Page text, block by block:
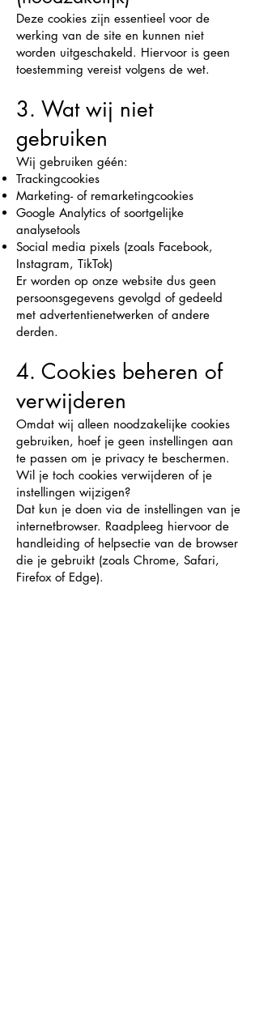
Deze cookies zijn essentieel voor de
werking van de site en kunnen niet
worden uitgeschakeld. Hiervoor is geen
toestemming vereist volgens de wet.
3. Wat wij niet
gebruiken
Wij gebruiken géén:
Trackingcookies
Marketing- of remarketingcookies
Google Analytics of soortgelijke
analysetools
Social media pixels (zoals Facebook,
Instagram, TikTok)
Er worden op onze website dus geen
persoonsgegevens gevolgd of gedeeld
met advertentienetwerken of andere
derden.
4. Cookies beheren of
verwijderen
Omdat wij alleen noodzakelijke cookies
gebruiken, hoef je geen instellingen aan
te passen om je privacy te beschermen.
Wil je toch cookies verwijderen of je
instellingen wijzigen?
Dat kun je doen via de instellingen van je
internetbrowser. Raadpleeg hiervoor de
handleiding of helpsectie van de browser
die je gebruikt (zoals Chrome, Safari,
Firefox of Edge).